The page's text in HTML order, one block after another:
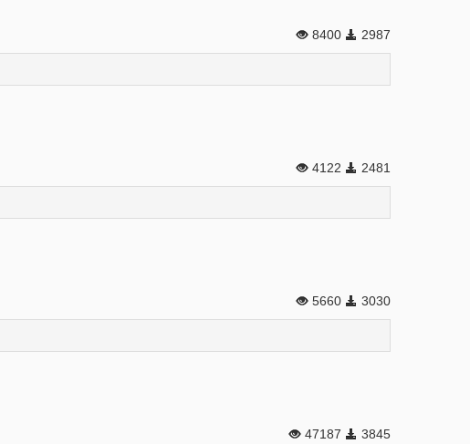
8400 2987
4122 2481
5660 3030
47187 3845